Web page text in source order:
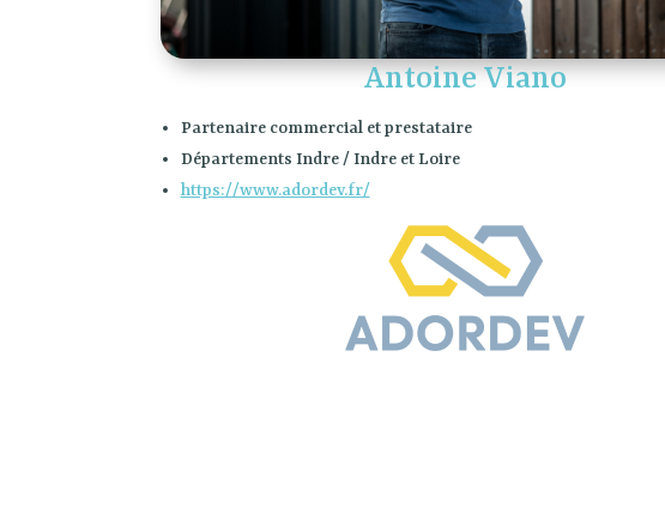
Antoine Viano
Partenaire commercial et prestataire
Départements Indre / Indre et Loire
https://www.adordev.fr/